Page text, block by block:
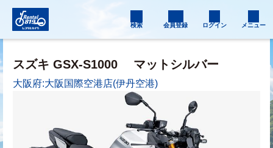
検索 会員登録 ログイン メニュー
スズキ GSX-S1000 マットシルバー
大阪府:大阪国際空港店(伊丹空港)